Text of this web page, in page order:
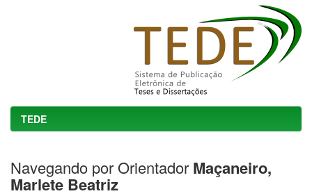
TEDE
Navegando por Orientador Maçaneiro,
Marlete Beatriz